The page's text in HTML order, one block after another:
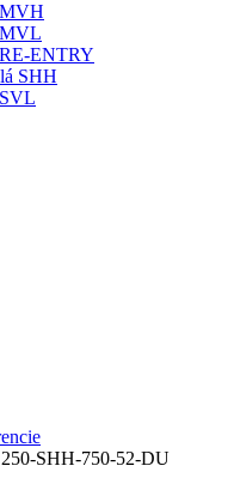
MVH
MVL
ENTRY
SHH
250-SHH-750-52-DU